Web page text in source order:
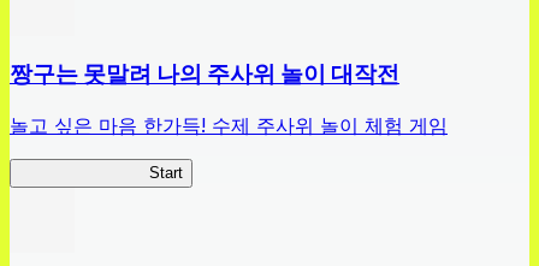
짱구는 못말려 나의 주사위 놀이 대작전
놀고 싶은 마음 한가득! 수제 주사위 놀이 체험 게임
Start